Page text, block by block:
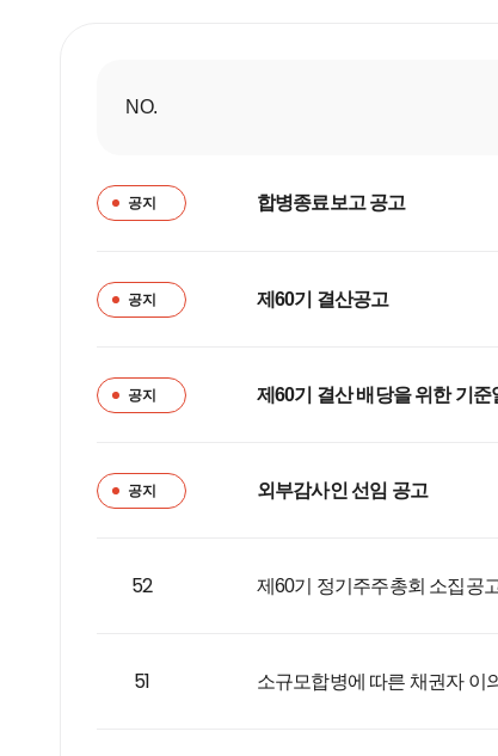
NO.
공지 합병종료보고 공고
공지 제60기 결산공고
공지 제60기 결산 배당을 위한 기준
공지 외부감사인 선임 공고
52 제60기 정기주주총회 소집공
51 소규모합병에 따른 채권자 이